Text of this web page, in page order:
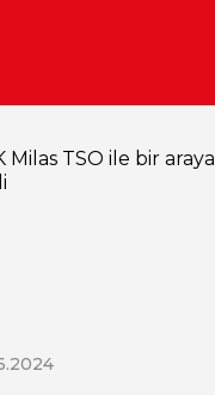
Milas TSO ile bir araya